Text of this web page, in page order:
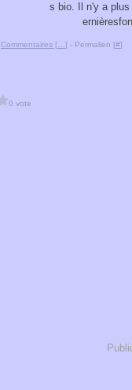
s bio. Il n'y a
Commentaires [… ] - Permalien [#]
0 vote